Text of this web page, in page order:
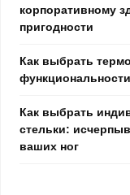
корпоративному
пригодности
Как выбрать
функциональности
Как выбрать
стельки:
ваших ног